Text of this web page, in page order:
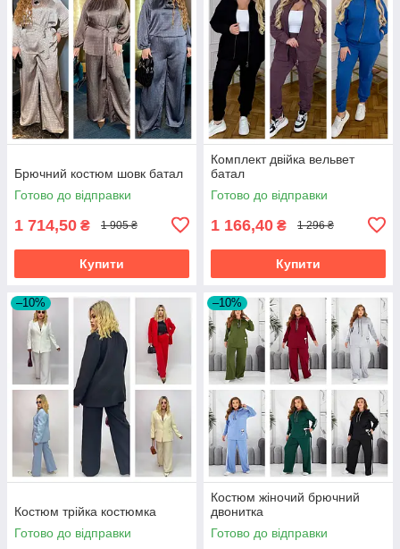
Брючний костюм шовк батал
Готово до відправки
1 714,50 ₴ 1 905 ₴
Купити
Комплект двійка вельвет
батал
Готово до відправки
1 166,40 ₴ 1 296 ₴
Купити
–10%
Костюм трійка костюмка
Готово до відправки
–10%
Костюм жіночий брючний
двонитка
Готово до відправки